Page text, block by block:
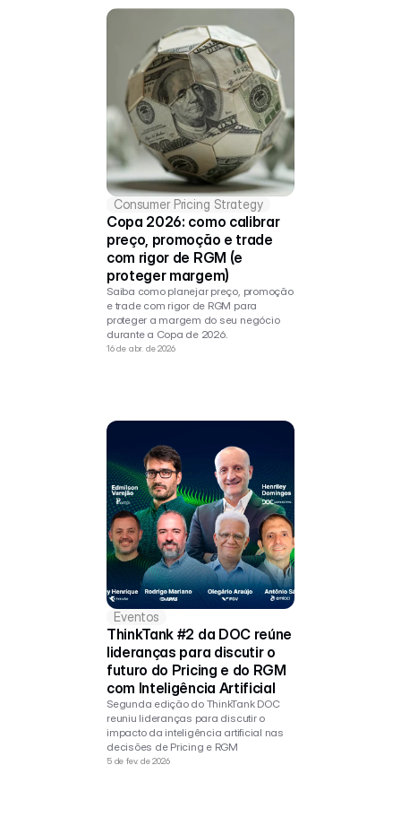
Consumer Pricing Strategy
Copa 2026: como calibrar
preço, promoção e trade
com rigor de RGM (e
proteger margem)
Saiba como planejar preço, promoção
e trade com rigor de RGM para
proteger a margem do seu negócio
durante a Copa de 2026.
16 de abr. de 2026
Eventos
ThinkTank #2 da DOC reúne
lideranças para discutir o
futuro do Pricing e do RGM
com Inteligência Artificial
Segunda edição do ThinkTank DOC
reuniu lideranças para discutir o
impacto da inteligência artificial nas
decisões de Pricing e RGM
5 de fev. de 2026